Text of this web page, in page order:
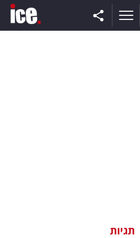
וצרכנות
תגיות